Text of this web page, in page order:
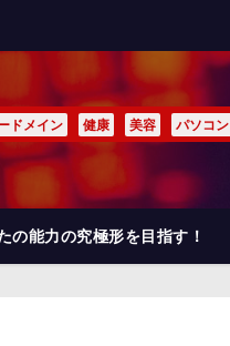
ドメイン 健康 美容 パソコン
の能力の究極形を目指す！